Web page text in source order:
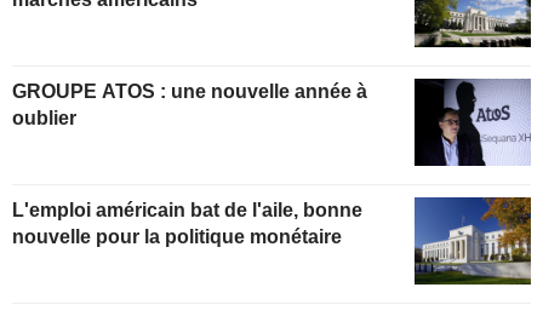
GROUPE ATOS : une nouvelle année à
oublier
L'emploi américain bat de l'aile, bonne
nouvelle pour la politique monétaire